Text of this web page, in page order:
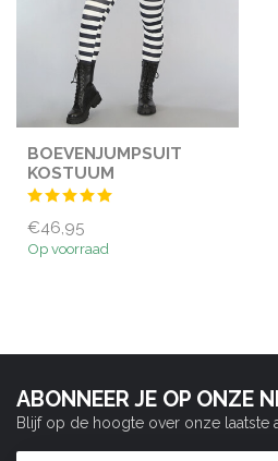
BOEVENJUMPSUIT
KOSTUUM
€46,95
Op voorraad
ABONNEER JE OP ONZE
Blijf op de hoogte over onze laatste